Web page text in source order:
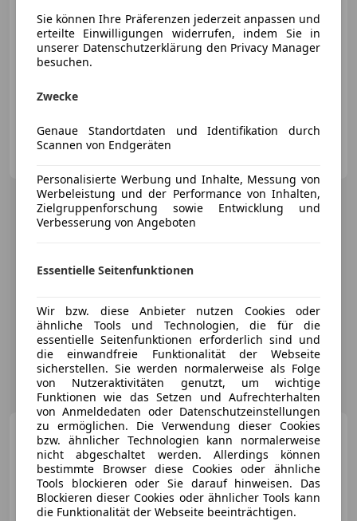
03/2026
Sonnleitner GmbH
Jaecoo J7PHEV PREMIUM-
LINE 1.5 T-GDI SUPERHYBRID
*Gesamt...
Sie können Ihre Präferenzen jederzeit anpassen und
erteilte Einwilligungen widerrufen, indem Sie in
unserer Datenschutzerklärung den Privacy Manager
besuchen.
Zwecke
Genaue Standortdaten und Identifikation durch
Scannen von Endgeräten
Personalisierte Werbung und Inhalte, Messung von
Werbeleistung und der Performance von Inhalten,
Zielgruppenforschung sowie Entwicklung und
Verbesserung von Angeboten
Essentielle Seitenfunktionen
Wir bzw. diese Anbieter nutzen Cookies oder
ähnliche Tools und Technologien, die für die
essentielle Seitenfunktionen erforderlich sind und
die einwandfreie Funktionalität der Webseite
sicherstellen. Sie werden normalerweise als Folge
von Nutzeraktivitäten genutzt, um wichtige
Funktionen wie das Setzen und Aufrechterhalten
von Anmeldedaten oder Datenschutzeinstellungen
zu ermöglichen. Die Verwendung dieser Cookies
bzw. ähnlicher Technologien kann normalerweise
nicht abgeschaltet werden. Allerdings können
bestimmte Browser diese Cookies oder ähnliche
Tools blockieren oder Sie darauf hinweisen. Das
Blockieren dieser Cookies oder ähnlicher Tools kann
die Funktionalität der Webseite beeinträchtigen.